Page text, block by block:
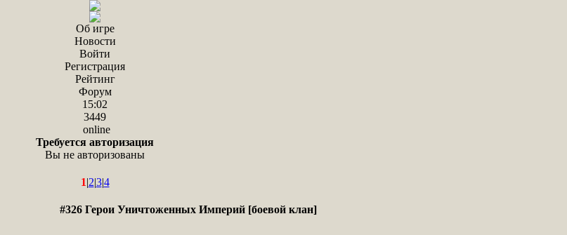
Об игре
Новости
Войти
Регистрация
Рейтинг
Форум
15:02
3449
online
Требуется авторизация
Вы не авторизованы
1|2|3|4
#326 Герои Уничтоженных Империй [боевой клан]